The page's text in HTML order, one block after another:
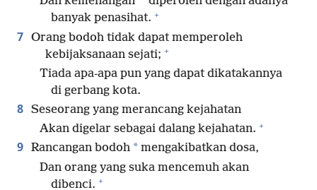
banyak penasihat. +
7 Orang bodoh tidak dapat memperoleh
kebijaksanaan sejati; +
Tiada apa-apa pun yang dapat dikatakannya
di gerbang kota.
8 Seseorang yang merancang kejahatan
Akan digelar sebagai dalang kejahatan. +
9 Rancangan bodoh * mengakibatkan dosa,
Dan orang yang suka mencemuh akan
dibenci. +